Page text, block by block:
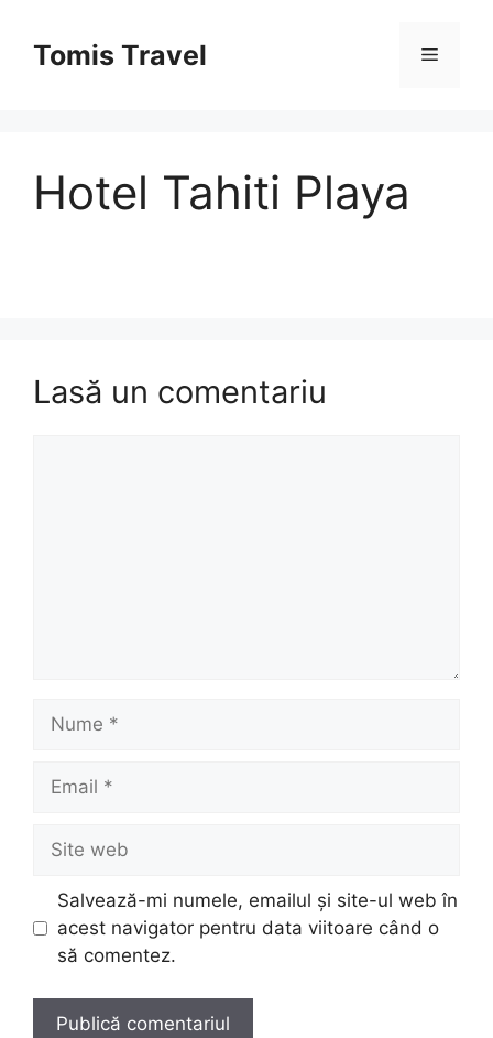
conținutTomis Travel Meniu
Hotel Tahiti Playa
Lasă un comentariu
Nume
Email
Site
web
Salvează-mi numele, emailul și site-ul web în
acest navigator pentru data viitoare când o
să comentez.